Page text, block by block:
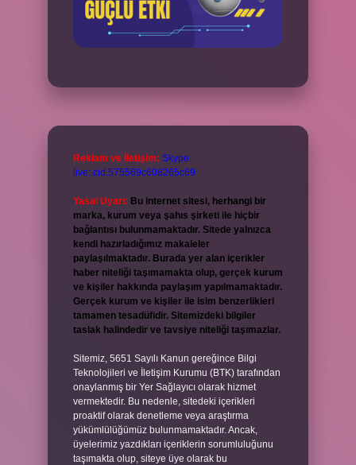
Reklam ve İletişim: Skype:
live:.cid.575569c608265c69
Yasal Uyarı: Bu internet sitesi, herhangi bir
marka, kurum veya şahıs şirketi ile hiçbir
bağlantısı bulunmamaktadır. Sitede yalnızca
kendi hazırladığımız makaleler
paylaşılmaktadır. Burada yer alan içerikler
haber niteliği taşımamakta olup, gerçek kurum
ve kişiler hakkında paylaşım yapılmamaktadır.
Gerçek kurum ve kişiler ile isim benzerlikleri
tamamen tesadüfidir. Sitemizdeki bilgiler
taslak halindedir ve tavsiye niteliği taşımazlar.
Sitemiz, 5651 Sayılı Kanun gereğince Bilgi
Teknolojileri ve İletişim Kurumu (BTK) tarafından
onaylanmış bir Yer Sağlayıcı olarak hizmet
vermektedir. Bu nedenle, sitedeki içerikleri
proaktif olarak denetleme veya araştırma
yükümlülüğümüz bulunmamaktadır. Ancak,
üyelerimiz yazdıkları içeriklerin sorumluluğunu
taşımakta olup, siteye üye olarak bu